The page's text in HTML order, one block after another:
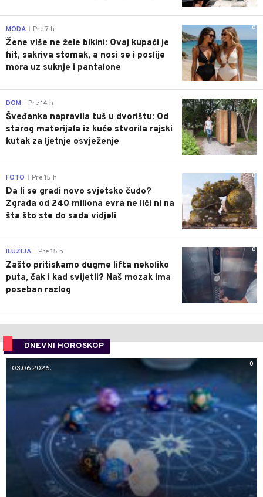
0
MODA Pre 7 h
Žene više ne žele bikini: Ovaj kupaći je
hit, sakriva stomak, a nosi se i poslije
mora uz suknje i pantalone
0
DOM Pre 14 h
Šveđanka napravila tuš u dvorištu: Od
starog materijala iz kuće stvorila rajski
kutak za ljetnje osvježenje
0
FOTO Pre 15 h
Da li se gradi novo svjetsko čudo?
Zgrada od 240 miliona evra ne liči ni na
šta što ste do sada vidjeli
0
ILUZIJA Pre 15 h
Zašto pritiskamo dugme lifta nekoliko
puta, čak i kad svijetli? Naš mozak ima
poseban razlog
DNEVNI HOROSKOP
0
03.06.2026.